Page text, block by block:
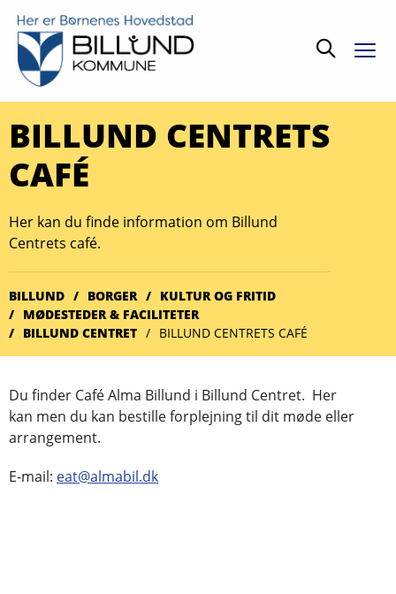
Søg
BILLUND CENTRETS
CAFÉ
Her kan du finde information om Billund
Centrets café.
BILLUND BORGER
KULTUR OG FRITID
MØDESTEDER & FACILITETER
BILLUND CENTRET
BILLUND CENTRETS CAFÉ
Du finder Café Alma Billund i Billund Centret. Her
kan men du kan bestille forplejning til dit møde eller
arrangement.
E-mail: eat@almabil.dk